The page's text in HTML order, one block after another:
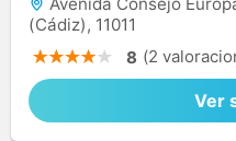
(Cádiz), 11011
8 (2
Ver